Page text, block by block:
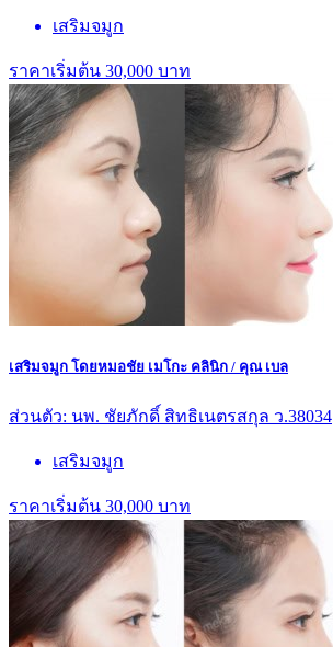
เสริมจมูก
ราคาเริ่มต้น 30,000 บาท
เสริมจมูก โดยหมอชัย เมโกะ คลินิก / คุณ เบล
ส่วนตัว: นพ. ชัยภักดิ์ สิทธิเนตรสกุล ว.38034
เสริมจมูก
ราคาเริ่มต้น 30,000 บาท